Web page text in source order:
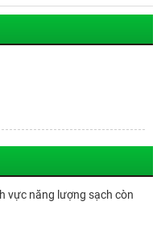
vực năng lượng sạch còn